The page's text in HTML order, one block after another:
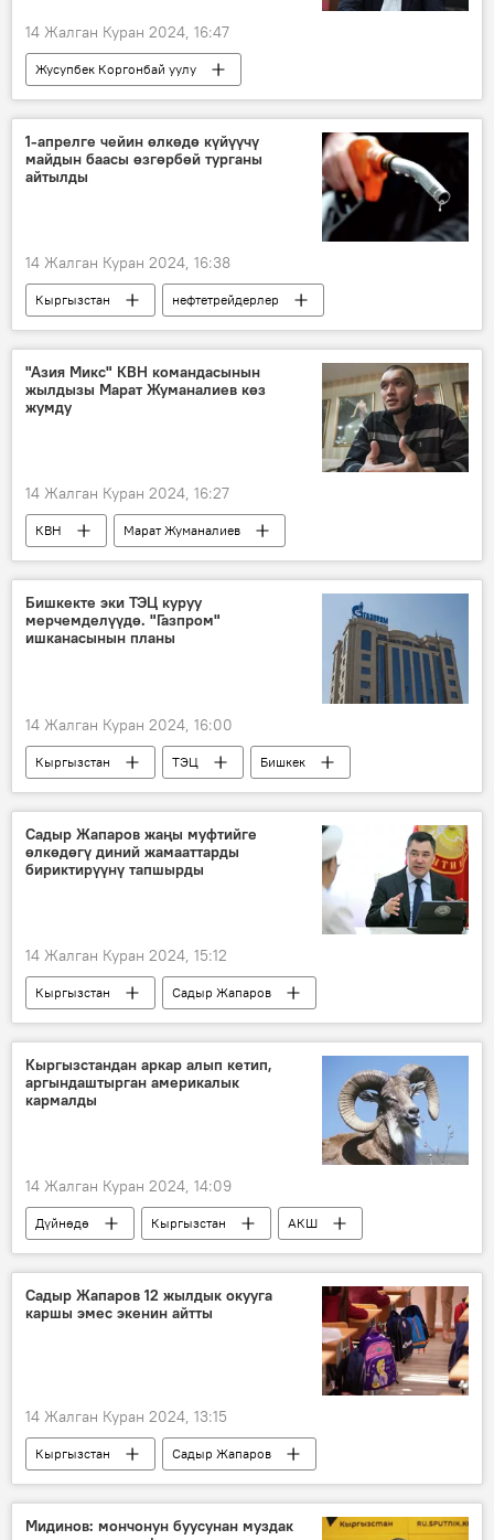
14 Жалган Куран 2024, 16:47
Жусупбек Коргонбай уулу
Алымкадыр Бейшеналиев
уюшкан кылмыштуу топ
медицина
Саясат
1-апрелге чейин өлкөдө күйүүчү
майдын баасы өзгөрбөй турганы
айтылды
14 Жалган Куран 2024, 16:38
Кыргызстан
нефтетрейдерлер
бензин
дизель баа
"Азия Микс" КВН командасынын
жылдызы Марат Жуманалиев көз
жумду
14 Жалган Куран 2024, 16:27
КВН Марат Жуманалиев
Бишкекте эки ТЭЦ куруу
мерчемделүүдө. "Газпром"
ишканасынын планы
14 Жалган Куран 2024, 16:00
Кыргызстан ТЭЦ
Бишкек
газ
"Газпром Кыргызстан" ЖЧКсы
Садыр Жапаров жаңы муфтийге
өлкөдөгү диний жамааттарды
бириктирүүнү тапшырды
14 Жалган Куран 2024, 15:12
Кыргызстан
Садыр Жапаров
Муфтий
дин
Кыргызстандан аркар алып кетип,
аргындаштырган америкалык
кармалды
14 Жалган Куран 2024, 14:09
Дүйнөдө Кыргызстан
АКШ
аркар
тажрыйба
аңчылык
мыйзам
айып пул
Садыр Жапаров 12 жылдык окууга
каршы эмес экенин айтты
14 Жалган Куран 2024, 13:15
Кыргызстан
Садыр Жапаров
12 жылдык окуу
Догдуркүл Кендирбаева
министр
Мидинов: мончонун буусунан муздак